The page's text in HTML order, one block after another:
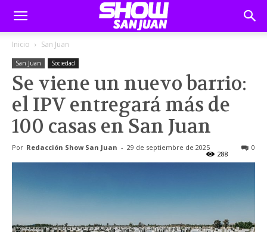
Inicio San Juan
San Juan Sociedad
Se viene un nuevo barrio:
el IPV entregará más de
100 casas en San Juan
Por Redacción Show San Juan - 29 de septiembre de 2025 0
288